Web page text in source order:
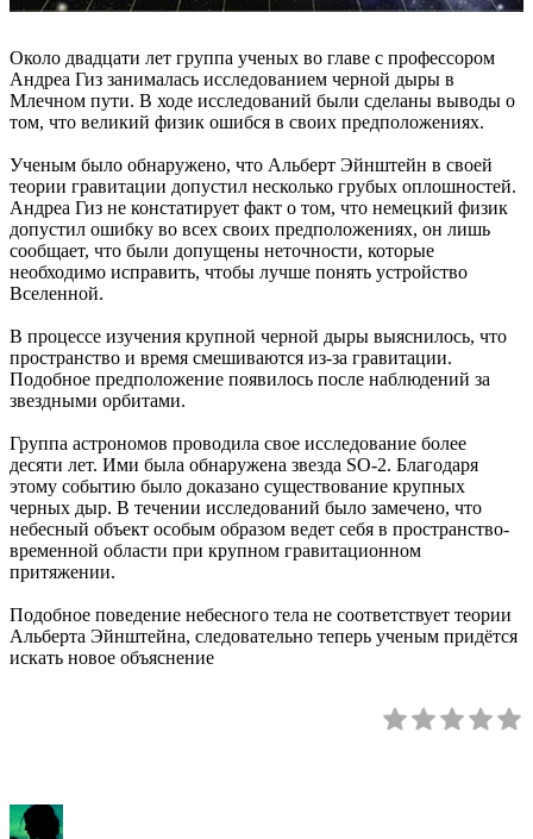
Около двадцати лет группа ученых во главе с профессором
Андреа Гиз занималась исследованием черной дыры в
Млечном пути. В ходе исследований были сделаны выводы о
том, что великий физик ошибся в своих предположениях.
Ученым было обнаружено, что Альберт Эйнштейн в своей
теории гравитации допустил несколько грубых оплошностей.
Андреа Гиз не констатирует факт о том, что немецкий физик
допустил ошибку во всех своих предположениях, он лишь
сообщает, что были допущены неточности, которые
необходимо исправить, чтобы лучше понять устройство
Вселенной.
В процессе изучения крупной черной дыры выяснилось, что
пространство и время смешиваются из-за гравитации.
Подобное предположение появилось после наблюдений за
звездными орбитами.
Группа астрономов проводила свое исследование более
десяти лет. Ими была обнаружена звезда SO-2. Благодаря
этому событию было доказано существование крупных
черных дыр. В течении исследований было замечено, что
небесный объект особым образом ведет себя в пространство-
временной области при крупном гравитационном
притяжении.
Подобное поведение небесного тела не соответствует теории
Альберта Эйнштейна, следовательно теперь ученым придётся
искать новое объяснение